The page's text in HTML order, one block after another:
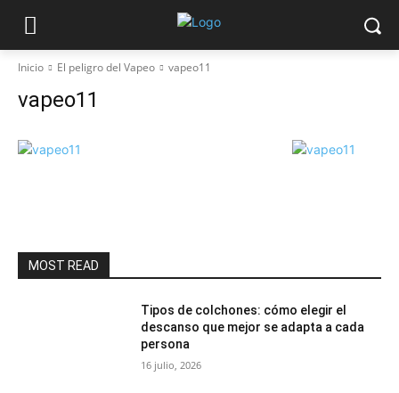
Inicio El peligro del Vapeo vapeo11
vapeo11
MOST READ
Tipos de colchones: cómo elegir el
descanso que mejor se adapta a cada
persona
16 julio, 2026